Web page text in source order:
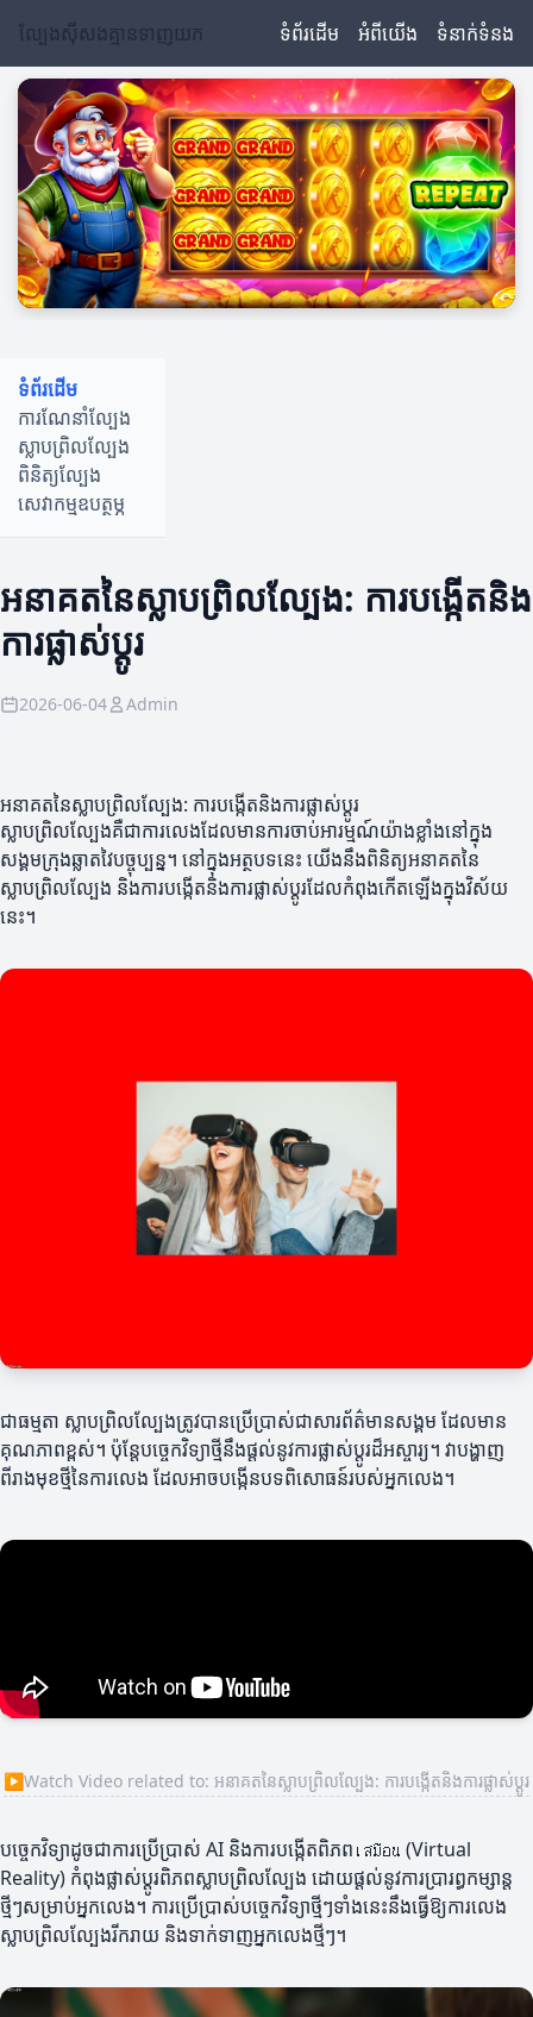
ល្បែងស៊ីសងគ្មានទាញយក ទំព័រដើម អំពីយើង ទំនាក់ទំនង
ទំព័រដើម
ការណែនាំល្បែង
ស្លាបព្រិលល្បែង
ពិនិត្យល្បែង
សេវាកម្មឧបត្ថម្ភ
អនាគតនៃស្លាបព្រិលល្បែង: ការបង្កើតនិង
ការផ្លាស់ប្ដូរ
2026-06-04 Admin
អនាគតនៃស្លាបព្រិលល្បែង: ការបង្កើតនិងការផ្លាស់ប្ដូរ
ស្លាបព្រិលល្បែងគឺជាការលេងដែលមានការចាប់អារម្មណ៍យ៉ាងខ្លាំងនៅក្នុង
សង្គមក្រុងឆ្លាតវៃបច្ចុប្បន្ន។ នៅក្នុងអត្ថបទនេះ យើងនឹងពិនិត្យអនាគតនៃ
ស្លាបព្រិលល្បែង និងការបង្កើតនិងការផ្លាស់ប្ដូរដែលកំពុងកើតឡើងក្នុងវិស័យ
នេះ។
ជាធម្មតា ស្លាបព្រិលល្បែងត្រូវបានប្រើប្រាស់ជាសារព័ត៌មានសង្គម ដែលមាន
គុណភាពខ្ពស់។ ប៉ុន្តែបច្ចេកវិទ្យាថ្មីនឹងផ្ដល់នូវការផ្លាស់ប្ដូរដ៏អស្ចារ្យ។ វាបង្ហាញ
ពីរាងមុខថ្មីនៃការលេង ដែលអាចបង្កើនបទពិសោធន៍របស់អ្នកលេង។
▶Watch Video related to: អនាគតនៃស្លាបព្រិលល្បែង: ការបង្កើតនិងការផ្លាស់ប្ដូរ
បច្ចេកវិទ្យាដូចជាការប្រើប្រាស់ AI និងការបង្កើតពិភពเสมือน (Virtual
Reality) កំពុងផ្លាស់ប្ដូរពិភពស្លាបព្រិលល្បែង ដោយផ្តល់នូវការប្រារព្ធកម្សាន្ត
ថ្មីៗសម្រាប់អ្នកលេង។ ការប្រើប្រាស់បច្ចេកវិទ្យាថ្មីៗទាំងនេះនឹងធ្វើឱ្យការលេង
ស្លាបព្រិលល្បែងរីករាយ និងទាក់ទាញអ្នកលេងថ្មីៗ។